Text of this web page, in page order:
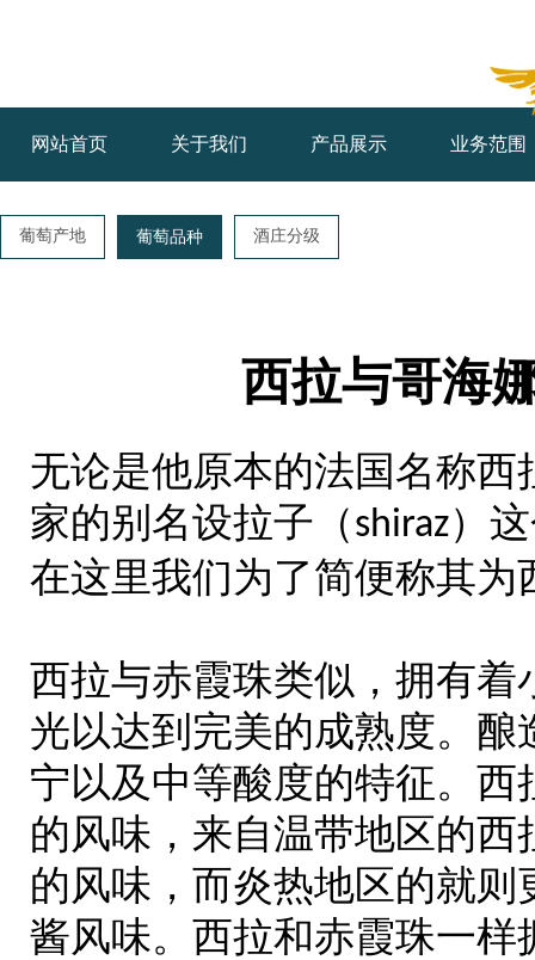
网站首页 关于我们 产品展示 业务范围
葡萄产地 葡萄品种 酒庄分级
西拉与哥海
无论是他原本的法国名称西
家的别名设拉子（shiraz）
在这里我们为了简便称其为
西拉与赤霞珠类似，拥有
光以达到完美的成熟度。
宁以及中等酸度的特征。
的风味，来自温带地区的
的风味，而炎热地区的就
酱风味。西拉和赤霞珠一